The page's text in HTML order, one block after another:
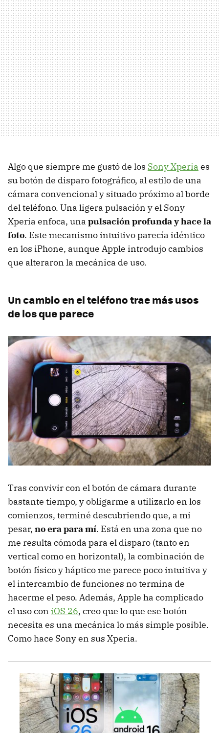
Algo que siempre me gustó de los Sony Xperia es
su botón de disparo fotográfico, al estilo de una
cámara convencional y situado próximo al borde
del teléfono. Una ligera pulsación y el Sony
Xperia enfoca, una pulsación profunda y hace la
foto. Este mecanismo intuitivo parecía idéntico
en los iPhone, aunque Apple introdujo cambios
que alteraron la mecánica de uso.
Un cambio en el teléfono trae más usos
de los que parece
Tras convivir con el botón de cámara durante
bastante tiempo, y obligarme a utilizarlo en los
comienzos, terminé descubriendo que, a mi
pesar, no era para mí. Está en una zona que no
me resulta cómoda para el disparo (tanto en
vertical como en horizontal), la combinación de
botón físico y háptico me parece poco intuitiva y
el intercambio de funciones no termina de
hacerme el peso. Además, Apple ha complicado
el uso con iOS 26, creo que lo que ese botón
necesita es una mecánica lo más simple posible.
Como hace Sony en sus Xperia.